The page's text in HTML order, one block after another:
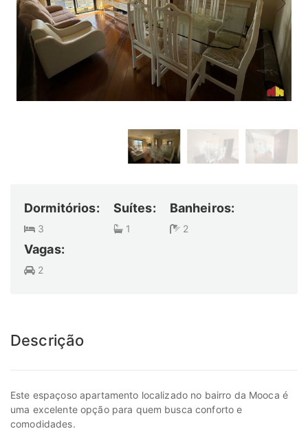
Dormitórios:
3
Suítes:
1
Banheiros:
2
Vagas:
2
Descrição
Este espaçoso apartamento localizado no bairro da Mooca é
uma excelente opção para quem busca conforto e
comodidades.